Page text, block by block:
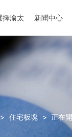
擇渝太 新聞中心
> 住宅板塊 > 正在